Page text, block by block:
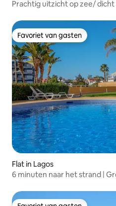
Prachtig uitzicht op zee/
Favoriet van gasten
Favoriet van gasten
Flat in Lagos
6 minuten naar het strand |